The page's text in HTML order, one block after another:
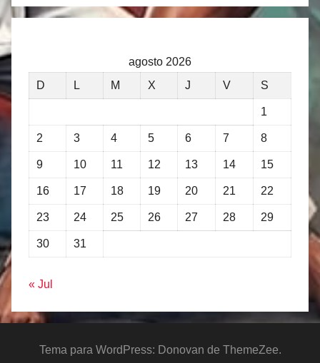
agosto 2026
D
L M X J V S
1
2 3 4 5 6 7 8
9 10 11 12 13 14 15
16 17 18 19 20 21 22
23 24 25 26 27 28 29
30 31
« Jul
Tema para WordPress: Donovan de ThemeZee.